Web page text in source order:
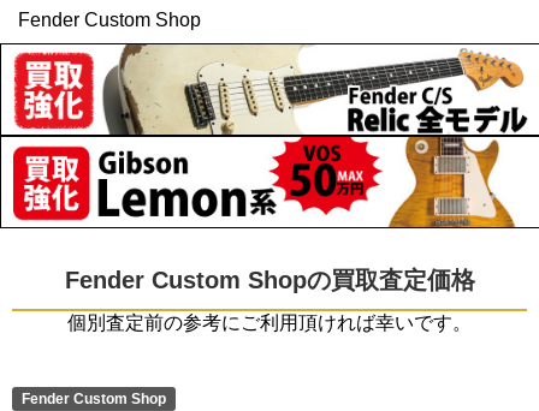
Fender Custom Shop
Fender Custom Shopの買取査定価格
個別査定前の参考にご利用頂ければ幸いです。
Fender Custom Shop